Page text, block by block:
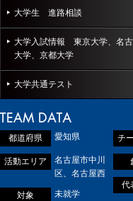
大学生 進路相談
大学入試情報 東京大学、名
大学、京都大学
大学共通テスト
都道府県 愛知県
活動エリア
名古屋市中川
区、名古屋西
対象
未就学
チ
代